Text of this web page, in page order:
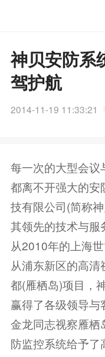
神贝安防系
驾护航
2014-11-19 11:33:21
每一次的大型会
都离不开强大的
技有限公司(简称
其领先的技术与服
从2010年的上海
从浦东新区的高
都(雁栖岛)项目，
赢得了各级领导
金龙同志视察雁栖
防监控系统给予了